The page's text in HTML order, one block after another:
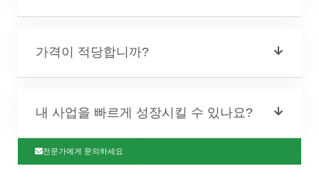
가격이 적당합니까?
내 사업을 빠르게 성장시킬 수 있나요?
전문가에게 문의하세요